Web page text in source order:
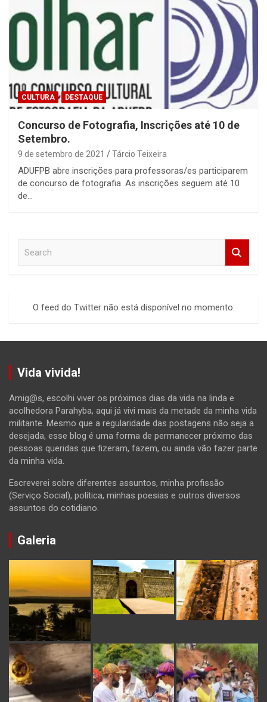
CULTURA DESTAQUE
Concurso de Fotografia, Inscrições até 10 de
Setembro.
9 de setembro de 2021 Tárcio Teixeira
ADUFPB abre inscrições para professoras/es participarem
de concurso de fotografia. As inscrições seguem até 10
de…
O feed do Twitter não está disponível no momento.
Vida vivida!
Amig@s, escolhi viver os próximos dias da vida na linda e
acolhedora Parahyba, aqui já vivi mais da metade da minha vida
militante. Mesmo que a regularidade das postagens não seja a
desejada, esse blog é uma forma de permanecer próximo das
pessoas queridas que fizeram, fazem, ou ainda vão fazer parte
da minha vida.
Escreverei sobre diferentes assuntos, minha profissão
(Serviço Social), política, minhas poesias e outros diversos
assuntos do cotidiano.
Galeria